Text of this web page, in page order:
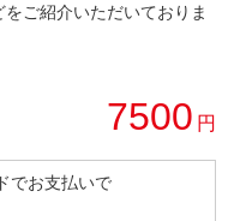
ご紹介いただいておりま
7500 円
でお支払いで